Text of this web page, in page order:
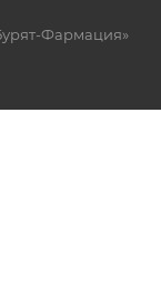
Фармация»